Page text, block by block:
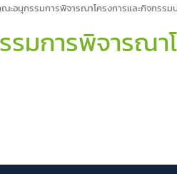
ะอนุกรรมการพิจารณาโครงการและกิจกรรม
มการพิจารณา